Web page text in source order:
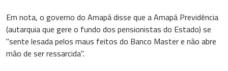
Em nota, o governo do Amapá disse que a Amapá Previdência
(autarquia que gere o fundo dos pensionistas do Estado) se
"sente lesada pelos maus feitos do Banco Master e não abre
mão de ser ressarcida".